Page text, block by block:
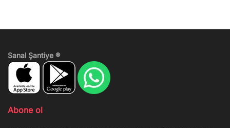
Sanal Şantiye ®
Abone ol